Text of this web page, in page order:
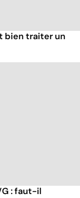
bien traiter un
: faut-il